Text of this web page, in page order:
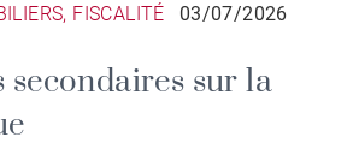
FISCALITÉ 03/07/2026
secondaires sur la